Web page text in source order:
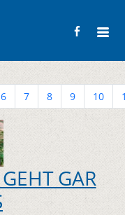
6 7 8 9 10
GAR